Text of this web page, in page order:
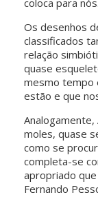
coloca para nós.
Os desenhos
classificados
relação
quase
mesmo tempo
estão e que
Analogamente,
moles, quase
como se
completa-se
apropriado
Fernando